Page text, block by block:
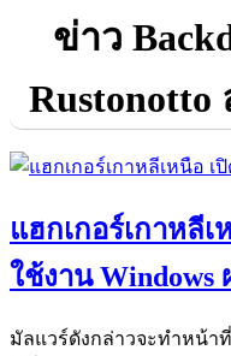
ข่าว
Rustonotto
แฮกเกอร์เกาหลี
ใช้งาน Windows
มัลแวร์ดังกล่าวจะทำหน้า